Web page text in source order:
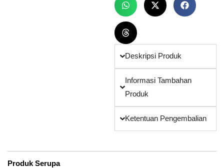
SINGLE
GAUGE
quantity
Deskripsi Produk
Informasi Tambahan
Produk
Ketentuan Pengembalian
Produk Serupa